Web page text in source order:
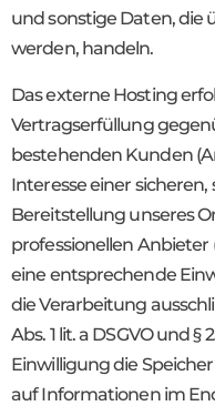
und sonstige Daten, die
werden, handeln.
Das externe Hosting
Vertragserfüllung
bestehenden Kunden
Interesse einer
Bereitstellung unseres
professionellen Anbieter
eine entsprechende
die Verarbeitung
Abs. 1 lit. a DSGVO und §
Einwilligung die
auf Informationen im